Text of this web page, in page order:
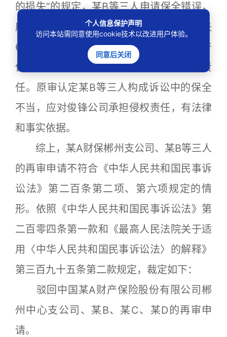
的损失”的规定，某B等三人申请保全错误，
应当赔偿俊锋公司因此所遭受的损失
619200元。某A财保郴州支公司为前述财产
保全申请提供担保，应当承担连带赔偿责
任。原审认定某B等三人构成诉讼中的保全
不当，应对俊锋公司承担侵权责任，有法律
和事实依据。
综上，某A财保郴州支公司、某B等三人
的再审申请不符合《中华人民共和国民事诉
讼法》第二百条第二项、第六项规定的情
形。依照《中华人民共和国民事诉讼法》第
二百零四条第一款和《最高人民法院关于适
用〈中华人民共和国民事诉讼法〉的解释》
第三百九十五条第二款规定，裁定如下：
驳回中国某A财产保险股份有限公司郴
州中心支公司、某B、某C、某D的再审申
请。
个人信息保护声明
访问本站需同意使用cookie技术以改进用户体验。
同意后关闭